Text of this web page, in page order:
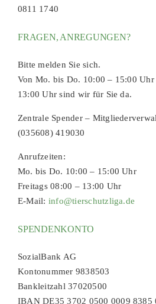
0811 1740
FRAGEN, ANREGUNGEN?
Bitte melden Sie sich.
Von Mo. bis Do. 10:00 – 15:00
13:00 Uhr sind wir für Sie da.
Zentrale Spender –
(035608) 419030
Anrufzeiten:
Mo. bis Do. 10:00 – 15:00 Uhr
Freitags 08:00 – 13:00 Uhr
E-Mail: info@tierschutzliga.de
SPENDENKONTO
SozialBank AG
Kontonummer 9838503
Bankleitzahl 37020500
IBAN DE35 3702 0500 0009 8385